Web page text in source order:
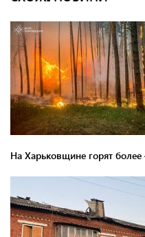
На Харьковщине горят более